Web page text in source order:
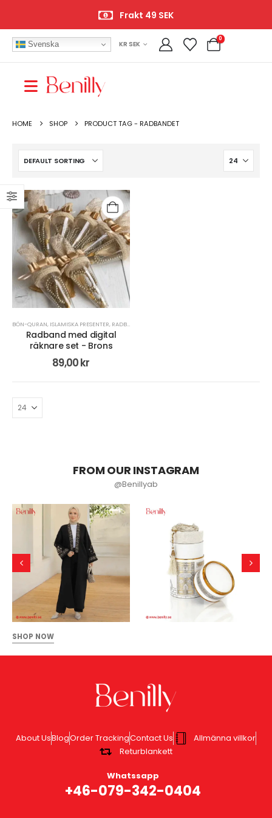
Frakt 49 SEK
Svenska KR SEK
0
HOME SHOP PRODUCT TAG - RADBANDET
BÖN-QURAN, ISLAMISKA PRESENTER, RADBAND/MISBAHA
Radband med digital
räknare set - Brons
89,00kr
FROM OUR INSTAGRAM
@Benillyab
SHOP NOW
About UsBlogOrder TrackingContact Us
Allmänna villkor
Returblankett
Whatssapp
+46-079-342-0404